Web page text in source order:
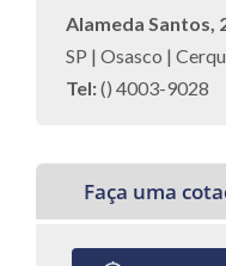
Alameda Santos,
SP | Osasco |
Tel:() 4003-9028
Faça uma